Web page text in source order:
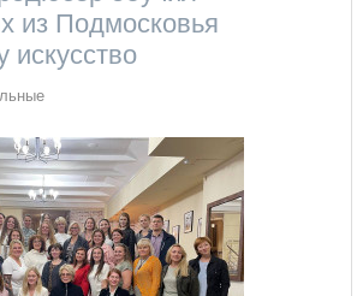
из Подмосковья
искусство